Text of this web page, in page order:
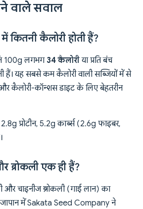
वाले सवाल
में कितनी कैलोरी होती हैं?
100g लगभग 34 कैलोरीया प्रति बंच
हैं। यह सबसे कम कैलोरी वाली सब्जियों में से
कैलोरी-कॉन्शस डाइट के लिए बेहतरीन
2.8g प्रोटीन, 5.2g कार्ब्स (2.6g फाइबर,
ब्रोकली एक ही हैं?
और चाइनीज ब्रोकली (गाई लान) का
जापान में Sakata Seed Company ने